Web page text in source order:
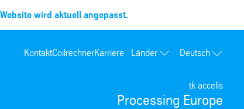
wird aktuell angepasst.
tk accelis
Processing Europe
KontaktCoilrechnerKarriere
Länder
Deutsch